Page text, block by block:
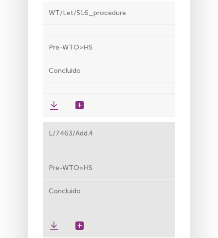
WT/Let/516_procedure
Pre-WTO>HS
Concluido
L/7463/Add.4
Pre-WTO>HS
Concluido